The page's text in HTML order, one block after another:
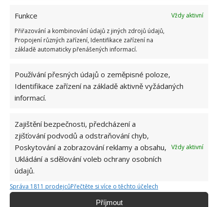
Funkce
Vždy aktivní
Přiřazování a kombinování údajů z jiných zdrojů údajů,
Propojení různých zařízení, Identifikace zařízení na
základě automaticky přenášených informací.
Používání přesných údajů o zeměpisné poloze,
Identifikace zařízení na základě aktivně vyžádaných
informací.
Zajištění bezpečnosti, předcházení a
zjišťování podvodů a odstraňování chyb,
Poskytování a zobrazování reklamy a obsahu,
Ukládání a sdělování voleb ochrany osobních
údajů.
Vždy aktivní
Správa 1811 prodejcůPřečtěte si více o těchto účelech
Příjmout
Obrázek: pixabay